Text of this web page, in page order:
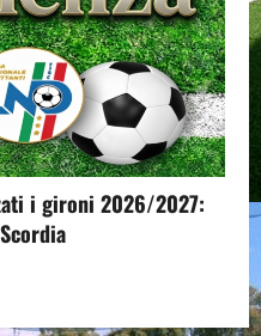
i gironi 2026/2027: